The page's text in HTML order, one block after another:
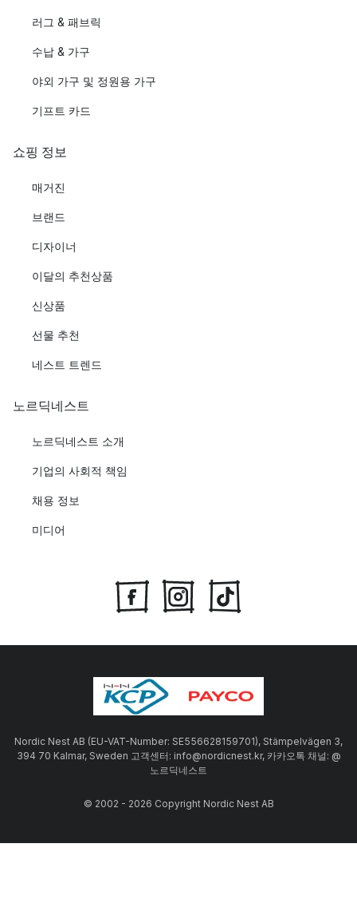
러그 & 패브릭
수납 & 가구
야외 가구 및 정원용 가구
기프트 카드
쇼핑 정보
매거진
브랜드
디자이너
이달의 추천상품
신상품
선물 추천
네스트 트렌드
노르딕네스트
노르딕네스트 소개
기업의 사회적 책임
채용 정보
미디어
Nordic Nest AB (EU-VAT-Number: SE556628159701), Stämpelvägen 3,
394 70 Kalmar, Sweden 고객센터: info@nordicnest.kr, 카카오톡 채널: @
노르딕네스트
© 2002 - 2026 Copyright Nordic Nest AB